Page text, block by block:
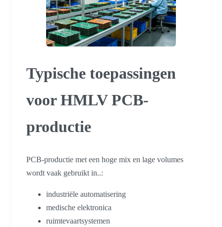
Typische toepassingen
voor HMLV PCB-
productie
PCB-productie met een hoge mix en lage volumes
wordt vaak gebruikt in..:
industriële automatisering
medische elektronica
ruimtevaartsystemen